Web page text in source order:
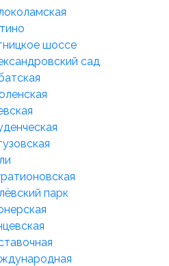
шоссе
сад
парк